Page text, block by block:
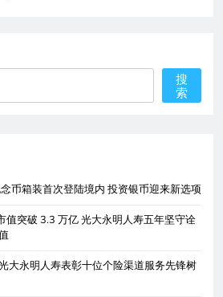
搜
索
币箱装首次登陆境内 投资银币迎来新选项
值突破 3.3 万亿 光大永明人寿五年坚守诠
大永明人寿表彰十位个险渠道服务先锋树